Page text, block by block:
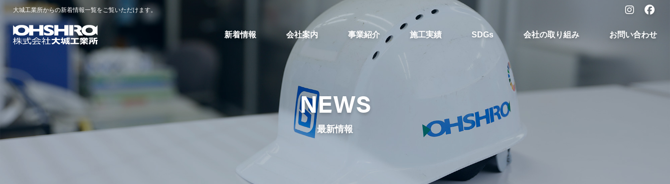
大城工業所からの新着情報一覧をご覧いただけます。
新着情報 会社案内 事業紹介 施工実績 SDGs 会社の取り組み お問い合わせ
NEWS
最新情報